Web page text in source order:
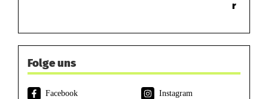
r
Folge uns
Facebook
Instagram